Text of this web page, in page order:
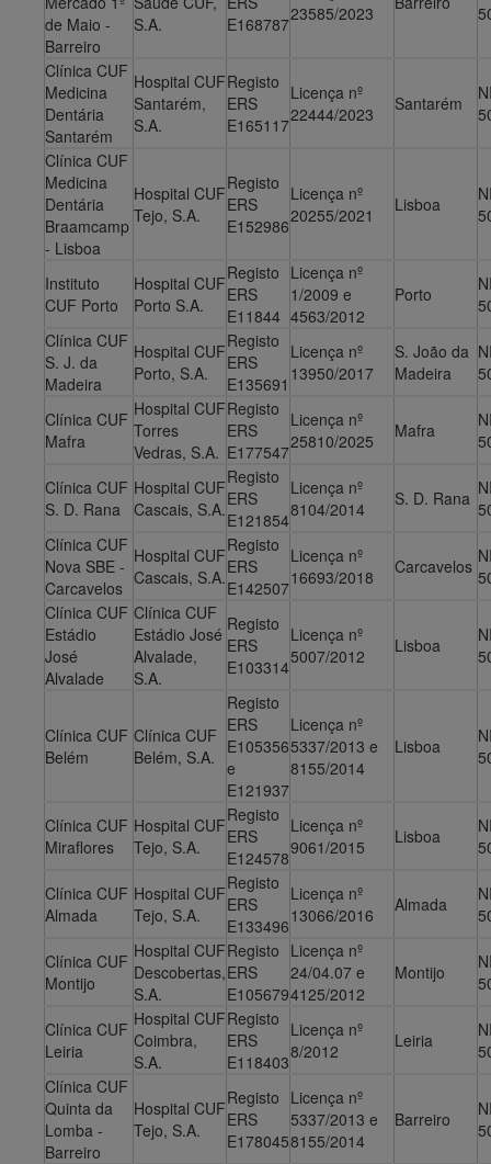
de Maio -
Barreiro
S.A.
E16878723585/2023
Clínica CUF
Medicina
Dentária
Santarém
Hospital CUF
Santarém,
S.A.
Registo
ERS
E165117
Licença nº
22444/2023
Santarém
Clínica CUF
Medicina
Dentária
Braamcamp
- Lisboa
Hospital CUF
Tejo, S.A.
Registo
ERS
E152986
Licença nº
20255/2021
Lisboa
Instituto
CUF Porto
Hospital CUF
Porto S.A.
Registo
ERS
E11844
Licença nº
1/2009 e
4563/2012
Porto
Clínica CUF
S. J. da
Madeira
Hospital CUF
Porto, S.A.
Registo
ERS
E135691
Licença nº
13950/2017
S. João da
Madeira
Clínica CUF
Mafra
Hospital CUF
Torres
Vedras, S.A.
Registo
ERS
E177547
Licença nº
25810/2025
Mafra
Clínica CUF
S. D. Rana
Hospital CUF
Cascais, S.A.
Registo
ERS
E121854
Licença nº
8104/2014
S. D. Rana
Clínica CUF
Nova SBE -
Carcavelos
Hospital CUF
Cascais, S.A.
Registo
ERS
E142507
Licença nº
16693/2018
Carcavelos
Clínica CUF
Estádio
José
Alvalade
Clínica CUF
Estádio José
Alvalade,
S.A.
Registo
ERS
E103314
Licença nº
5007/2012
Lisboa
Clínica CUF
Belém
Clínica CUF
Belém, S.A.
Registo
ERS
E105356
e
E121937
Licença nº
5337/2013 e
8155/2014
Lisboa
Clínica CUF
Miraflores
Hospital CUF
Tejo, S.A.
Registo
ERS
E124578
Licença nº
9061/2015
Lisboa
Clínica CUF
Almada
Hospital CUF
Tejo, S.A.
Registo
ERS
E133496
Licença nº
13066/2016
Almada
Clínica CUF
Montijo
Hospital CUF
Descobertas,
S.A.
Registo
ERS
E105679
Licença nº
24/04.07 e
4125/2012
Montijo
Clínica CUF
Leiria
Hospital CUF
Coimbra,
S.A.
Registo
ERS
E118403
Licença nº
8/2012
Leiria
Clínica CUF
Quinta da
Lomba -
Barreiro
Hospital CUF
Tejo, S.A.
Registo
ERS
E178045
Licença nº
5337/2013 e
8155/2014
Barreiro